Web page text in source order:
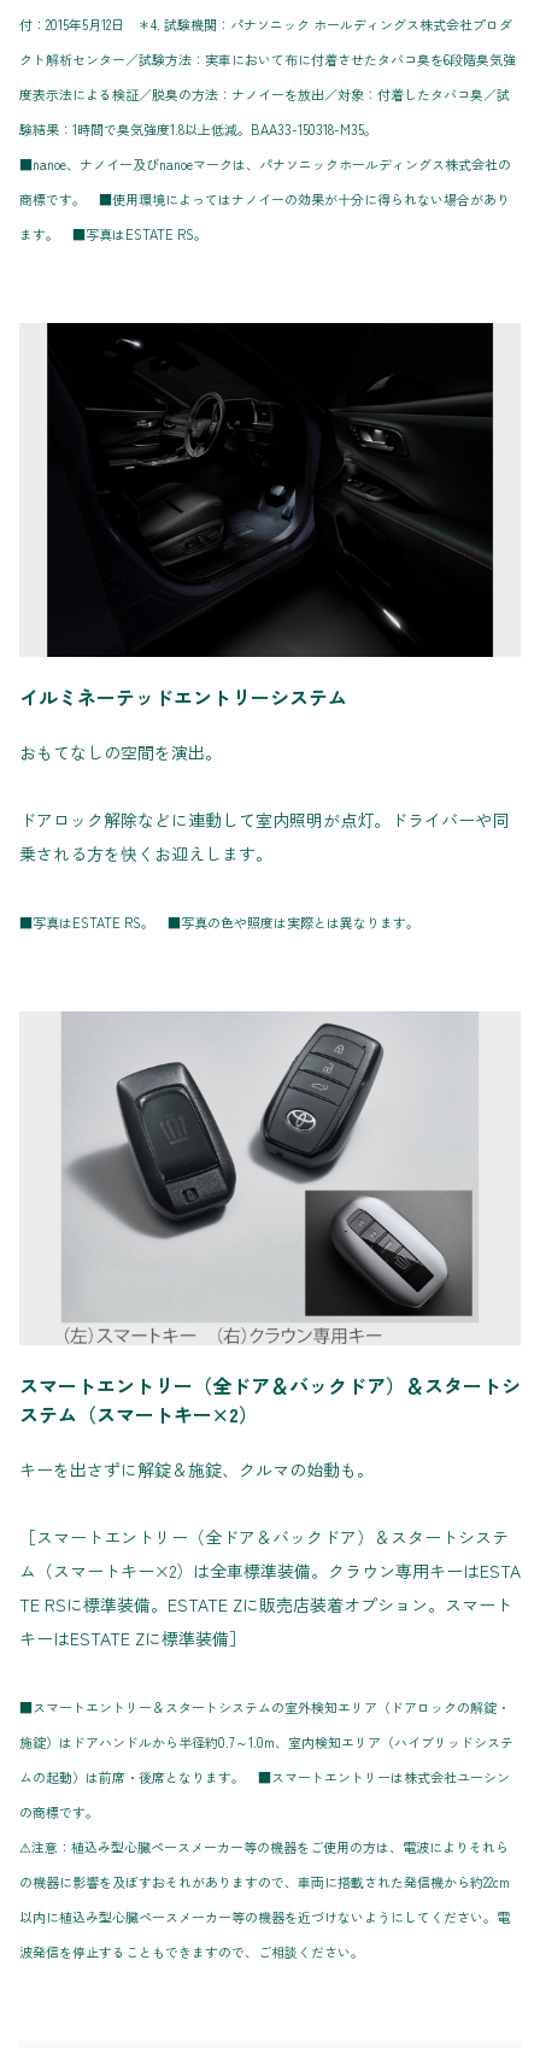
付：2015年5月12日 ＊4. 試験機関：パナソニック ホールディングス株式会社プロダ
クト解析センター／試験方法：実車において布に付着させたタバコ臭を6段階臭気強
度表示法による検証／脱臭の方法：ナノイーを放出／対象：付着したタバコ臭／試
験結果：1時間で臭気強度1.8以上低減。BAA33-150318-M35。
■nanoe、ナノイー及びnanoeマークは、パナソニックホールディングス株式会社の
商標です。 ■使用環境によってはナノイーの効果が十分に得られない場合があり
ます。 ■写真はESTATE RS。
イルミネーテッドエントリーシステム
おもてなしの空間を演出。
ドアロック解除などに連動して室内照明が点灯。ドライバーや同
乗される方を快くお迎えします。
■写真はESTATE RS。 ■写真の色や照度は実際とは異なります。
スマートエントリー（全ドア＆バックドア）＆スタートシ
ステム（スマートキー×2）
キーを出さずに解錠＆施錠、クルマの始動も。
［スマートエントリー（全ドア＆バックドア）＆スタートシステ
ム（スマートキー×2）は全車標準装備。クラウン専用キーはESTA
TE RSに標準装備。ESTATE Zに販売店装着オプション。スマート
キーはESTATE Zに標準装備］
■スマートエントリー＆スタートシステムの室外検知エリア（ドアロックの解錠・
施錠）はドアハンドルから半径約0.7～1.0m、室内検知エリア（ハイブリッドシステ
ムの起動）は前席・後席となります。 ■スマートエントリーは株式会社ユーシン
の商標です。
⚠注意：植込み型心臓ペースメーカー等の機器をご使用の方は、電波によりそれら
の機器に影響を及ぼすおそれがありますので、車両に搭載された発信機から約22cm
以内に植込み型心臓ペースメーカー等の機器を近づけないようにしてください。電
波発信を停止することもできますので、ご相談ください。